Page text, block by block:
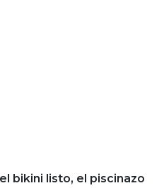
bikini listo, el piscinazo